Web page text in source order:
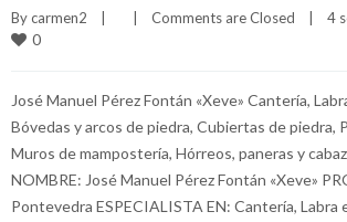
By carmen2 Comments are Closed 4
0
José Manuel Pérez Fontán «Xeve» Cantería,
Bóvedas y arcos de piedra, Cubiertas de piedra,
Muros de mampostería, Hórreos, paneras y
NOMBRE: José Manuel Pérez Fontán «Xeve»
Pontevedra ESPECIALISTA EN: Cantería, Labra